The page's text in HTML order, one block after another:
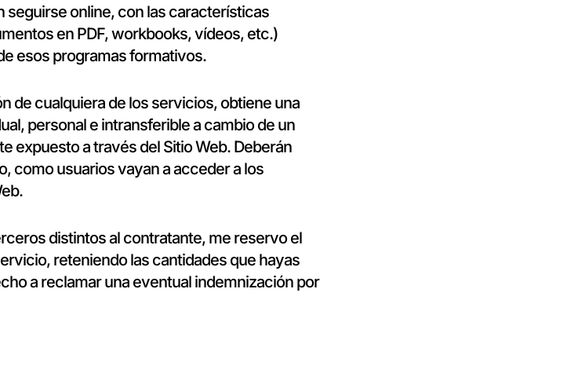
seguirse online, con las características
en PDF, workbooks, vídeos, etc.)
esos programas formativos.
de cualquiera de los servicios, obtiene una
personal e intransferible a cambio de un
expuesto a través del Sitio Web. Deberán
como usuarios vayan a acceder a los
distintos al contratante, me reservo el
reteniendo las cantidades que hayas
a reclamar una eventual indemnización por